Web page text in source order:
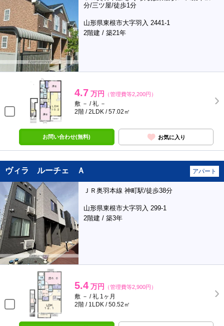
分/三ツ屋/徒歩1分
山形県東根市大字羽入 2441-1
2階建 / 築21年
4.7 万円 （管理費等2,200円）
敷 － / 礼 －
2階 / 2LDK / 57.02㎡
お問い合わせ(無料) お気に入り
ヴィラ ルーチェ Ａ アパート
ＪＲ奥羽本線 神町駅/徒歩38分
山形県東根市大字羽入 299-1
2階建 / 築3年
5.4 万円 （管理費等2,900円）
敷 － / 礼 1ヶ月
2階 / 1LDK / 50.52㎡